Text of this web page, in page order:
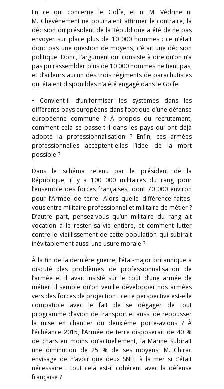
En ce qui concerne le Golfe, et ni M. Védrine ni
M. Chevènement ne pourraient affirmer le contraire, la
décision du président de la République a été de ne pas
envoyer sur place plus de 10 000 hommes : ce n’était
donc pas une question de moyens, c’était une décision
politique. Donc, l’argument qui consiste à dire qu’on n’a
pas pu rassembler plus de 10 000 hommes ne tient pas,
et d’ailleurs aucun des trois régiments de parachutistes
qui étaient disponibles n’a été engagé dans le Golfe.
• Convient-il d’uniformiser les systèmes dans les
différents pays européens dans l’optique d’une défense
européenne commune ? À propos du recrutement,
comment cela se passe-t-il dans les pays qui ont déjà
adopté la professionnalisation ? Enfin, ces armées
professionnelles acceptent-elles l’idée de la mort
possible ?
Dans le schéma retenu par le président de la
République, il y a 100 000 militaires du rang pour
l’ensemble des forces françaises, dont 70 000 environ
pour l’Armée de terre. Alors quelle différence faites-
vous entre militaire professionnel et militaire de métier ?
D’autre part, pensez-vous qu’un militaire du rang ait
vocation à le rester sa vie entière, et comment lutter
contre le vieillissement de cette population qui subirait
inévitablement aussi une usure morale ?
À la fin de la dernière guerre, l’état-major britannique a
discuté des problèmes de professionnalisation de
l’armée et il avait insisté sur le coût d’une armée de
métier. Il semble qu’on veuille développer nos armées
vers des forces de projection : cette perspective est-elle
compatible avec le fait de se dégager de tout
programme d’avion de transport et aussi de repousser
la mise en chantier du deuxième porte-avions ? À
l’échéance 2015, l’Armée de terre disposerait de 40 %
de chars en moins qu’actuellement, la Marine subirait
une diminution de 25 % de ses moyens, M. Chirac
envisage de n’avoir que deux SNLE à la mer si c’était
nécessaire : tout cela est-il cohérent avec la défense
française ?